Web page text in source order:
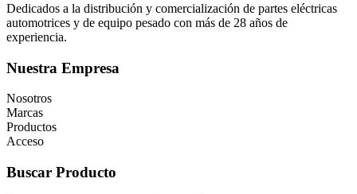
Dedicados a la distribución y comercialización de partes eléctricas
automotrices y de equipo pesado con más de 28 años de
experiencia.
Nuestra Empresa
Nosotros
Marcas
Productos
Acceso
Buscar Producto